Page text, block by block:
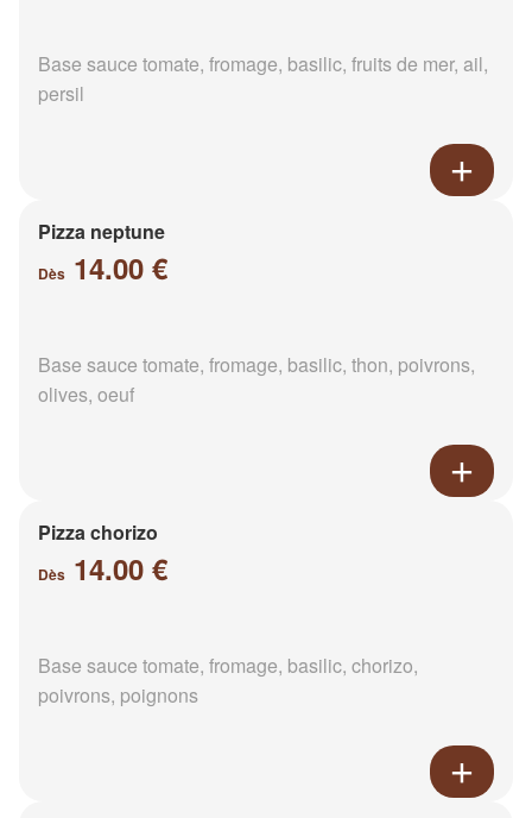
Base sauce tomate, fromage, basilic, fruits de mer, ail,
persil
Pizza neptune
Dès 14.00 €
Base sauce tomate, fromage, basilic, thon, poivrons,
olives, oeuf
Pizza chorizo
Dès 14.00 €
Base sauce tomate, fromage, basilic, chorizo,
poivrons, poignons